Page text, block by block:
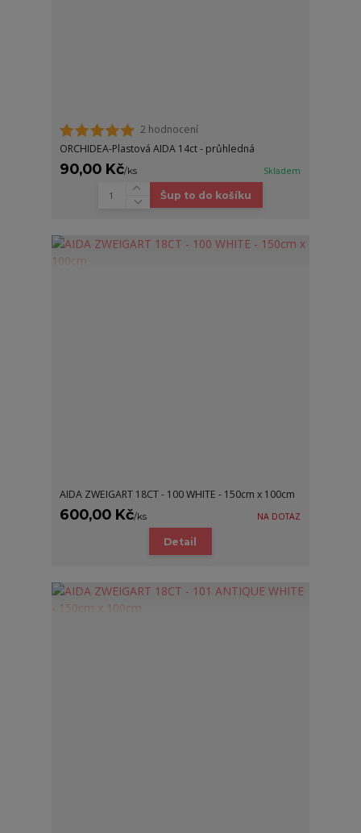
2 hodnocení
ORCHIDEA-Plastová AIDA 14ct - průhledná
90,00 Kč/ks Skladem
Šup to do košíku
AIDA ZWEIGART 18CT - 100 WHITE - 150cm x 100cm
600,00 Kč/ks NA DOTAZ
Detail